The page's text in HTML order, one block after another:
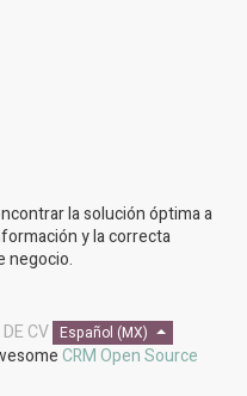
la solución óptima a
y la correcta
negocio.
CV Español (MX)
CRM Open Source